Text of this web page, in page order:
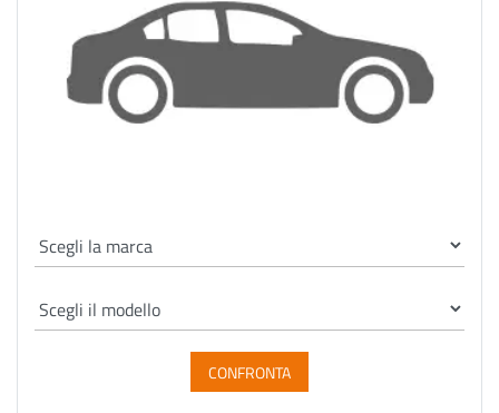
CONFRONTA